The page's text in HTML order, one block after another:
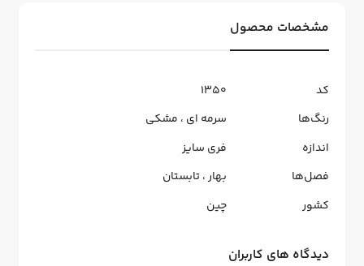
مشخصات محصول
کد
1350
رنگ‌ها
سرمه ای ، مشکی
اندازه
فری سایز
فصل‌ها
بهار،تابستان
کشور
چین
دیدگاه های کاربران